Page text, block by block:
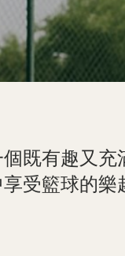
既有趣又充
受籃球的樂